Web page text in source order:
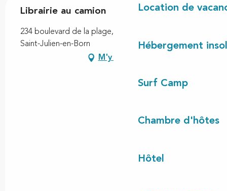
Location de
Hébergement
Surf Camp
Chambre d'hôtes
Hôtel
Librairie au camion
234 boulevard de la plage, Contis-Plage, 40170
Saint-Julien-en-Born
M'y rendre